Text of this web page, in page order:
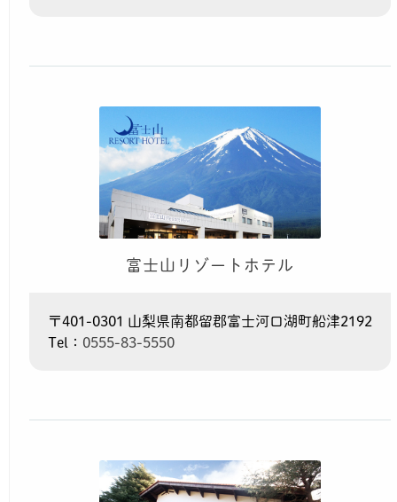
富士山リゾートホテル
〒401-0301 山梨県南都留郡富士河口湖町船津2192
Tel： 0555-83-5550